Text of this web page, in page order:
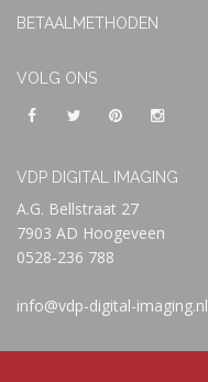
BETAALMETHODEN
VOLG ONS
VDP DIGITAL IMAGING
A.G. Bellstraat 27
7903 AD Hoogeveen
0528-236 788
info@vdp-digital-imaging.nl